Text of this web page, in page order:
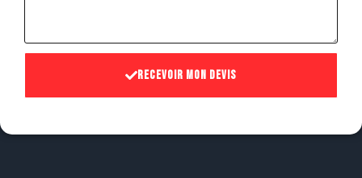
Recevoir mon devis